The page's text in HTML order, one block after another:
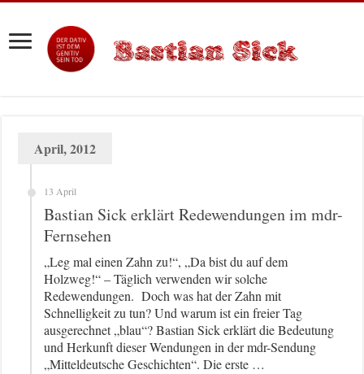
April, 2012
13 April
Bastian Sick erklärt Redewendungen im mdr-
Fernsehen
„Leg mal einen Zahn zu!“, „Da bist du auf dem
Holzweg!“ – Täglich verwenden wir solche
Redewendungen. Doch was hat der Zahn mit
Schnelligkeit zu tun? Und warum ist ein freier Tag
ausgerechnet „blau“? Bastian Sick erklärt die Bedeutung
und Herkunft dieser Wendungen in der mdr-Sendung
„Mitteldeutsche Geschichten“. Die erste …